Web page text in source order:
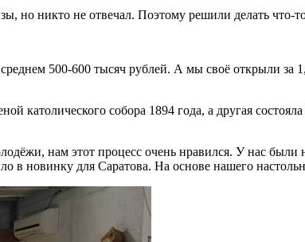
но никто не отвечал. Поэтому решили делать что-
500-600 тысяч рублей. А мы своё открыли за
католического собора 1894 года, а другая
нам этот процесс очень нравился. У нас
в новинку для Саратова. На основе нашего